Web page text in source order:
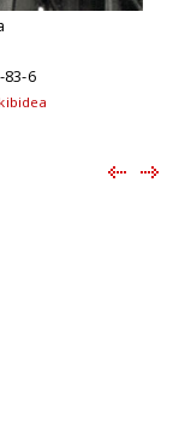
83-6